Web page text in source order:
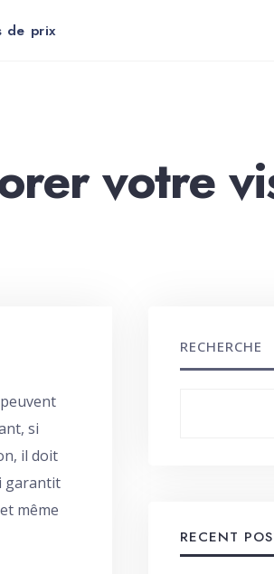
de prix
votre
si
il doit
garantit
même
RECHERCHE
RECENT